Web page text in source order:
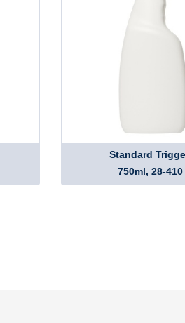
Standard
750ml, 28-410